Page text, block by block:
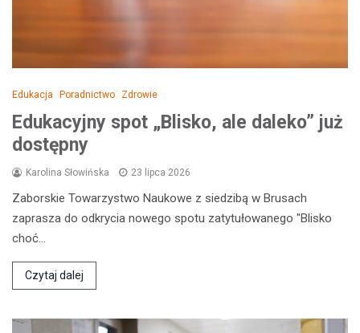
Edukacja Poradnictwo Zdrowie
Edukacyjny spot „Blisko, ale daleko” już
dostępny
Karolina Słowińska 23 lipca 2026
Zaborskie Towarzystwo Naukowe z siedzibą w Brusach
zaprasza do odkrycia nowego spotu zatytułowanego "Blisko
choć…
Czytaj dalej